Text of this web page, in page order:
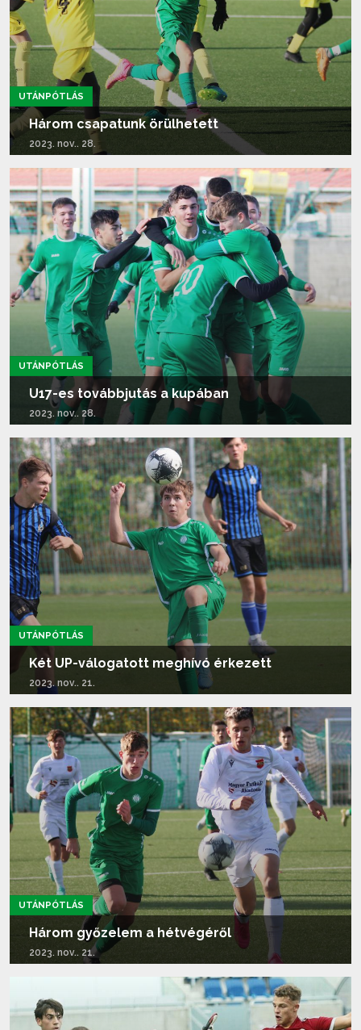
UTÁNPÓTLÁS
Három csapatunk örülhetett
2023. nov.. 28.
Tovább olvasom...
UTÁNPÓTLÁS
U17-es továbbjutás a kupában
2023. nov.. 28.
Tovább olvasom...
UTÁNPÓTLÁS
Két UP-válogatott meghívó érkezett
2023. nov.. 21.
Tovább olvasom...
UTÁNPÓTLÁS
Három győzelem a hétvégéről
2023. nov.. 21.
Tovább olvasom...